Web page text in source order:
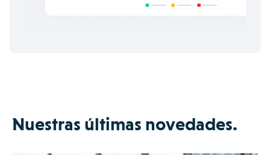
Nuestras últimas novedades.